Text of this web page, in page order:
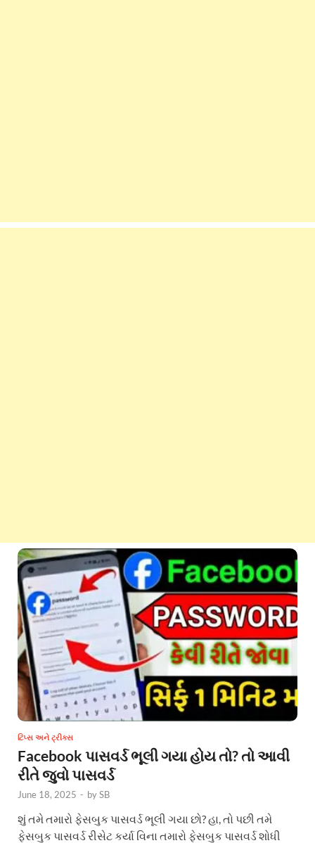
ટિપ્સ અને ટ્રીક્સ
Facebook પાસવર્ડ ભૂલી ગયા હોય તો? તો આવી
રીતે જુવો પાસવર્ડ
June 18, 2025 - bySB
શું તમે તમારો ફેસબુક પાસવર્ડ ભૂલી ગયા છો? હા, તો પછી તમે
ફેસબુક પાસવર્ડ રીસેટ કર્યા વિના તમારો ફેસબુક પાસવર્ડ શોધી